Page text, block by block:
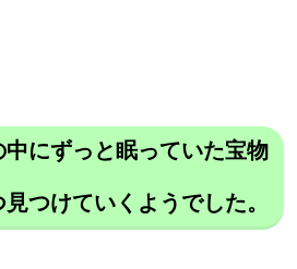
中にずっと眠っていた宝物
つけていくようでした。